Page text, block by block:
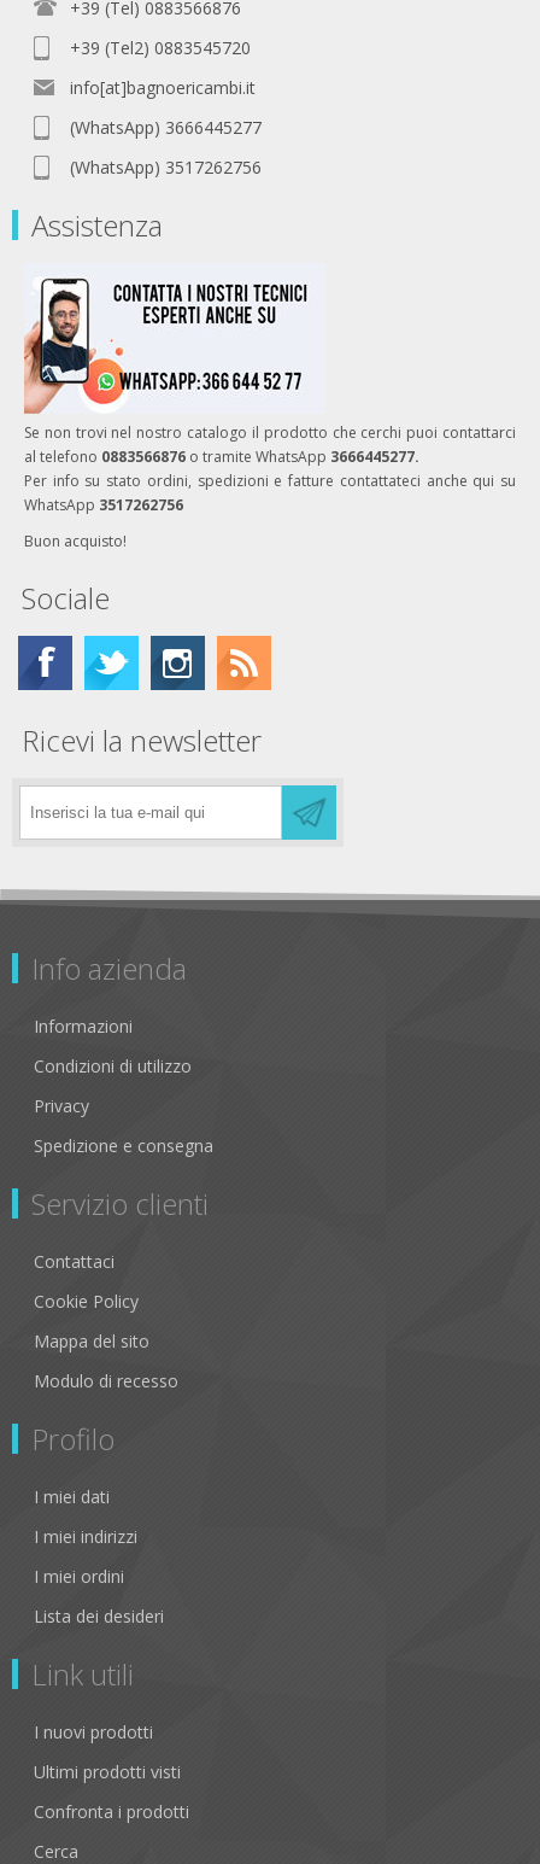
+39 (Tel) 0883566876
+39 (Tel2) 0883545720
info[at]bagnoericambi.it
(WhatsApp) 3666445277
(WhatsApp) 3517262756
Assistenza
Se non trovi nel nostro catalogo il prodotto che cerchi puoi contattarci
al telefono 0883566876 o tramite WhatsApp 3666445277.
Per info su stato ordini, spedizioni e fatture contattateci anche qui su
WhatsApp 3517262756
Buon acquisto!
Sociale
Ricevi la newsletter
Info azienda
Informazioni
Condizioni di utilizzo
Privacy
Spedizione e consegna
Servizio clienti
Contattaci
Cookie Policy
Mappa del sito
Modulo di recesso
Profilo
I miei dati
I miei indirizzi
I miei ordini
Lista dei desideri
Link utili
I nuovi prodotti
Ultimi prodotti visti
Confronta i prodotti
Cerca